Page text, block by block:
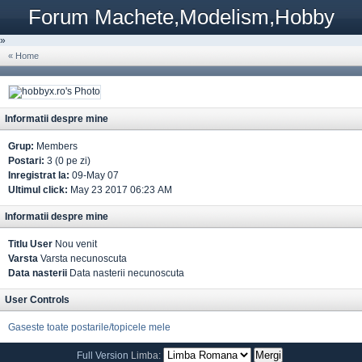
Forum Machete,Modelism,Hobby
»
« Home
Informatii despre mine
Grup: Members
Postari: 3 (0 pe zi)
Inregistrat la: 09-May 07
Ultimul click: May 23 2017 06:23 AM
Informatii despre mine
Titlu User Nou venit
Varsta Varsta necunoscuta
Data nasterii Data nasterii necunoscuta
User Controls
Gaseste toate postarile/topicele mele
Full Version Limba: